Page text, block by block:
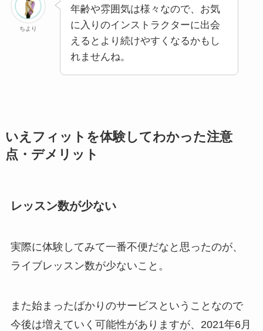
ちより
年齢や雰囲気は様々なので、お気
に入りのインストラクターに出会
えるとより続けやすくなるかもし
れませんね。
いえフィットを体験してわかった注意
点・デメリット
レッスン数が少ない
実際に体験してみて一番不便だなと思ったのが、
ライブレッスン数が少ないこと。
また始まったばかりのサービスということなので
今後は増えていく可能性がありますが、2021年6月